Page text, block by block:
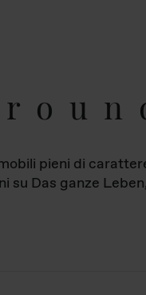
pieni di
su Das ganze